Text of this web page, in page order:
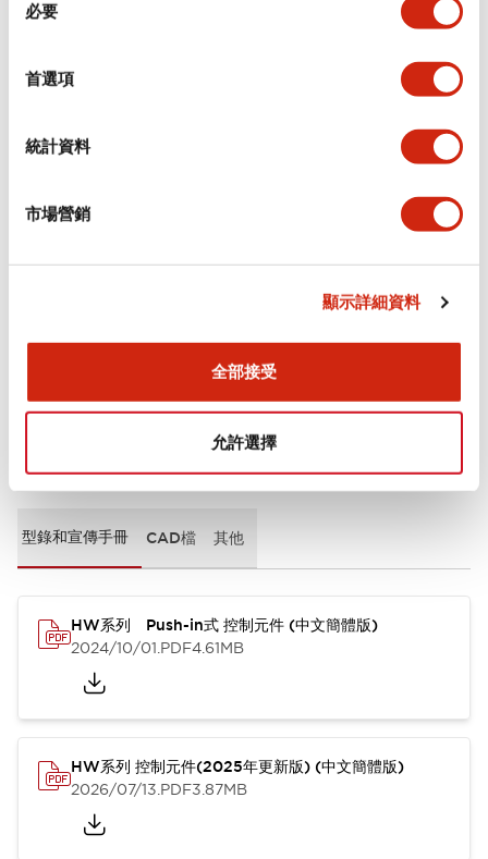
必要
首選項
統計資料
市場營銷
顯示詳細資料
全部接受
允許選擇
電氣規範（額定照明部分）
環境規範
型錄和宣傳手冊 CAD檔 其他
HW系列 Push-in式 控制元件 (中文簡體版)
2024/10/01.PDF4.61MB
HW系列 控制元件(2025年更新版) (中文簡體版)
2026/07/13.PDF3.87MB